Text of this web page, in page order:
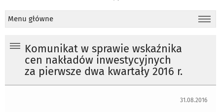
Menu główne
Komunikat w sprawie wskaźnika
cen nakładów inwestycyjnych
za pierwsze dwa kwartały 2016 r.
31.08.2016